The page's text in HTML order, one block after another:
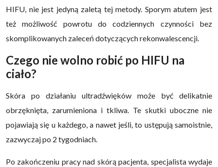
HIFU, nie jest jedyną zaletą tej metody. Sporym atutem jest
też możliwość powrotu do codziennych czynności bez
skomplikowanych zaleceń dotyczących rekonwalescencji.
Czego nie wolno robić po HIFU na
ciało?
Skóra po działaniu ultradźwięków może być delikatnie
obrzęknięta, zarumieniona i tkliwa. Te skutki uboczne nie
pojawiają się u każdego, a nawet jeśli, to ustępują samoistnie,
zazwyczaj po 2 tygodniach.
Po zakończeniu pracy nad skórą pacjenta, specjalista wydaje